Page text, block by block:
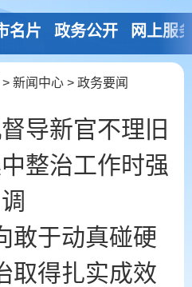
名片 政务公开 网上服
> 新闻中心 > 政务要闻
导新官不理旧
整治工作时强
调
敢于动真碰硬
取得扎实成效